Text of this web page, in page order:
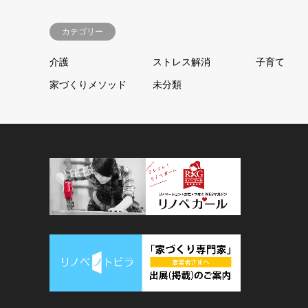
カテゴリー
介護 ストレス解消 子育て
家づくりメソッド 未分類